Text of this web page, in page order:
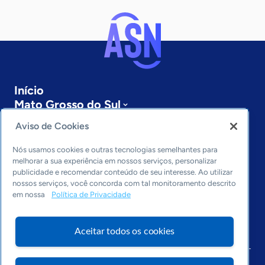
Início
Mato Grosso do Sul
Sobre a ASN
Últimas notícias
Entre em contato
Editorias
Economia & Política
Inovação & Tecnologia
Cultura empreendedora
Arquivo
Aviso de Cookies
Nós usamos cookies e outras tecnologias semelhantes para
melhorar a sua experiência em nossos serviços, personalizar
publicidade e recomendar conteúdo de seu interesse. Ao utilizar
nossos serviços, você concorda com tal monitoramento descrito
em nossa
Política de Privacidade
Aceitar todos os cookies